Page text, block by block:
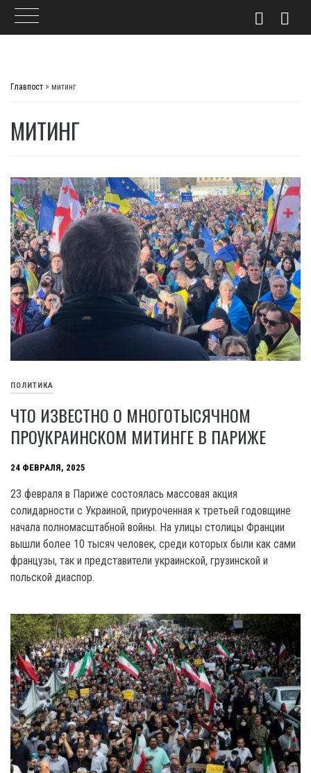
Главпост > митинг
МИТИНГ
ПОЛИТИКА
ЧТО ИЗВЕСТНО О МНОГОТЫСЯЧНОМ
ПРОУКРАИНСКОМ МИТИНГЕ В ПАРИЖЕ
24 ФЕВРАЛЯ, 2025
23 февраля в Париже состоялась массовая акция
солидарности с Украиной, приуроченная к третьей годовщине
начала полномасштабной войны. На улицы столицы Франции
вышли более 10 тысяч человек, среди которых были как сами
французы, так и представители украинской, грузинской и
польской диаспор.